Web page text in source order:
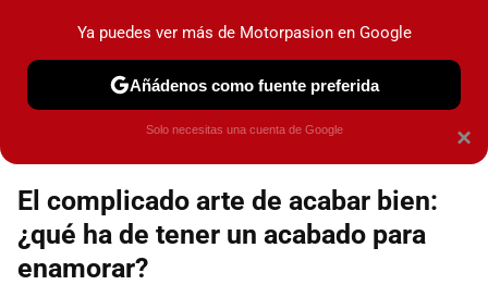
marca que se menciona
Espacio Toyota
El complicado arte de acabar bien:
¿qué ha de tener un acabado para
enamorar?
×
Ya puedes ver más de Motorpasion en Google
Añádenos como fuente preferida
Solo necesitas una cuenta de Google